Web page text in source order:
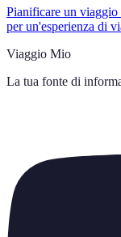
Pianificare un
per un'esperienza di
Viaggio Mio
La tua fonte di